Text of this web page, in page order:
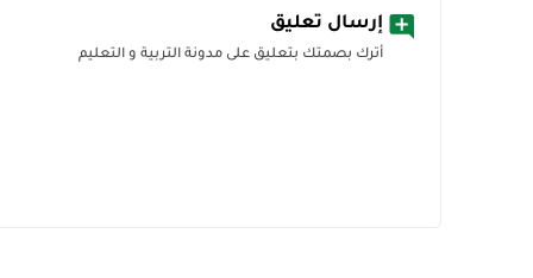
إرسال تعليق
أترك بصمتك بتعليق على مدونة التربية و التعليم